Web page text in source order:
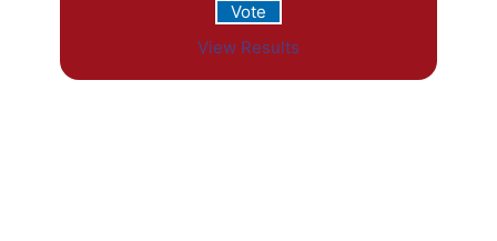
View Results